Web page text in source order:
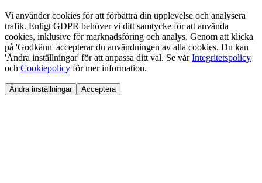
Vi använder cookies för att förbättra din upplevelse och analysera
trafik. Enligt GDPR behöver vi ditt samtycke för att använda
cookies, inklusive för marknadsföring och analys. Genom att klicka
på 'Godkänn' accepterar du användningen av alla cookies. Du kan
'Ändra inställningar' för att anpassa ditt val. Se vårIntegritetspolicy
och Cookiepolicy för mer information.
Ändra inställningar Acceptera